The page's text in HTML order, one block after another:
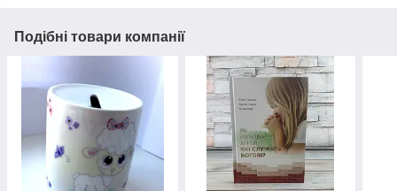
Подібні товари компанії